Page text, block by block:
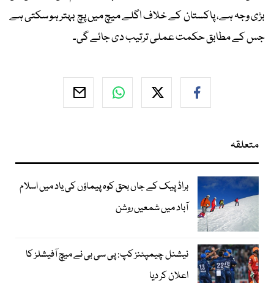
بڑی وجہ ہے، پاکستان کے خلاف اگلے میچ میں پچ بہتر ہو سکتی ہے
جس کے مطابق حکمت عملی ترتیب دی جائے گی۔
متعلقہ
براڈ پیک کے جاں بحق کوہ پیماؤں کی یاد میں اسلام
آباد میں شمعیں روشن
نیشنل چیمپئنز کپ: پی سی بی نے میچ آفیشلز کا
اعلان کر دیا